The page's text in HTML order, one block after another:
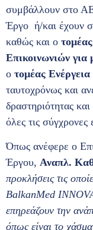
συμβάλλουν στο
Έργο ή/και έχουν
καθώς και ο
Επικοινωνιών για
ο τομέας
ταυτοχρόνως και
δραστηριότητας
όλες τις σύγχρονες
Όπως ανέφερε ο
Έργου, Αναπλ.
προκλήσεις τις
BalkanMed INNOVA
επηρεάζουν την
όπως είναι το